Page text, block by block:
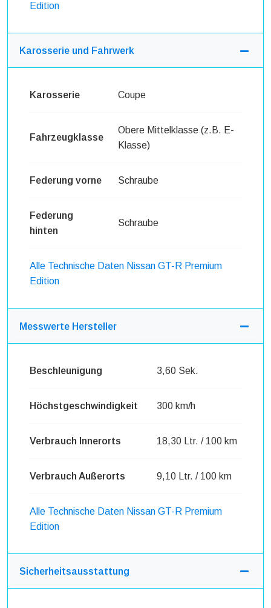
Edition
Karosserie und Fahrwerk
Karosserie Coupe
Fahrzeugklasse
Obere Mittelklasse (z.B. E-
Klasse)
Federung vorne Schraube
Federung
hinten
Schraube
Alle Technische Daten Nissan GT-R Premium
Edition
Messwerte Hersteller
Beschleunigung 3,60 Sek.
Höchstgeschwindigkeit 300 km/h
Verbrauch Innerorts 18,30 Ltr. / 100 km
Verbrauch Außerorts 9,10 Ltr. / 100 km
Alle Technische Daten Nissan GT-R Premium
Edition
Sicherheitsausstattung